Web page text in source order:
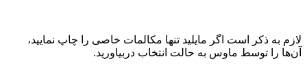
لازم به ذکر است اگر مایلید تنها مکالمات خاصی را چاپ نمایید،
آن‌ها را توسط ماوس به حالت انتخاب دربیاورید.